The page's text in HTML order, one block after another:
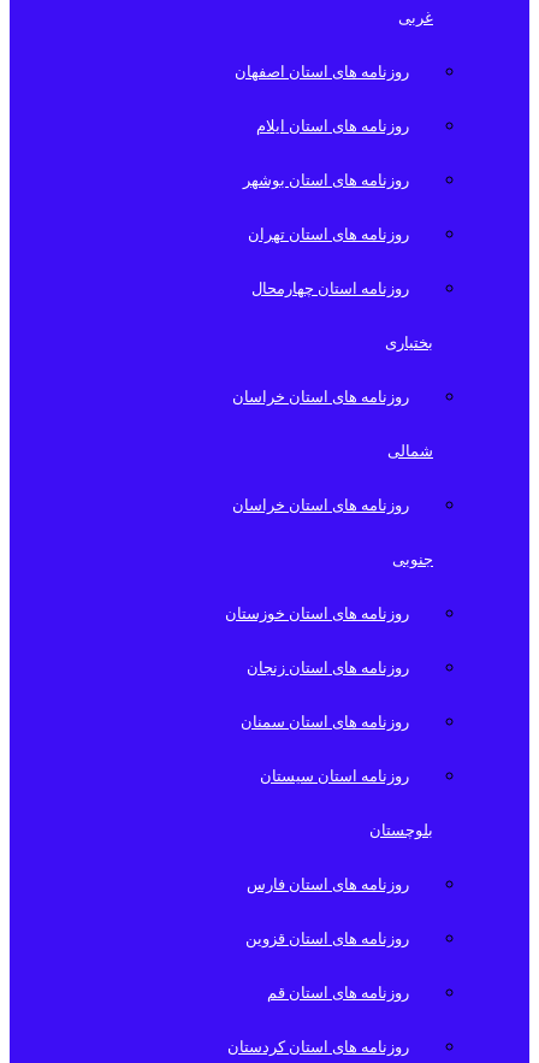
غربی
روزنامه های استان اصفهان
روزنامه های استان ایلام
روزنامه های استان بوشهر
روزنامه های استان تهران
روزنامه استان چهارمحال
بختیاری
روزنامه های استان خراسان
شمالی
روزنامه های استان خراسان
جنوبی
روزنامه های استان خوزستان
روزنامه های استان زنجان
روزنامه های استان سمنان
روزنامه استان سیستان
بلوچستان
روزنامه های استان فارس
روزنامه های استان قزوین
روزنامه های استان قم
روزنامه های استان کردستان